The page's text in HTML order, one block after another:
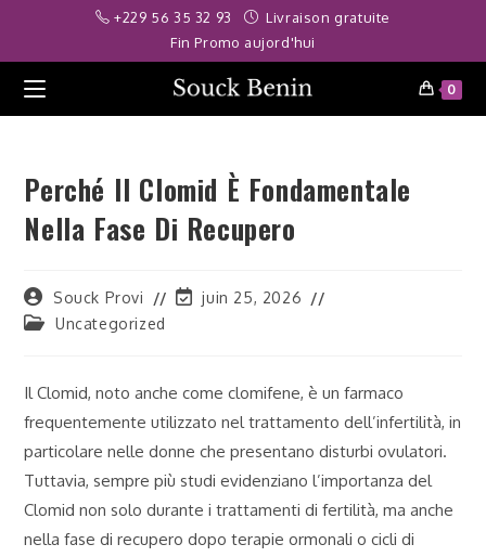
deneme bonusuDeneme bonusu veren siteler 2026
content
+229 56 35 32 93
Livraison gratuite
Fin Promo aujord'hui
0
Perché Il Clomid È Fondamentale
Nella Fase Di Recupero
Auteur/autrice
de
Souck Provi
Dernière
juin 25, 2026
PostUncategorized
Il Clomid, noto anche come clomifene, è un farmaco
frequentemente utilizzato nel trattamento dell’infertilità, in
particolare nelle donne che presentano disturbi ovulatori.
Tuttavia, sempre più studi evidenziano l’importanza del
Clomid non solo durante i trattamenti di fertilità, ma anche
nella fase di recupero dopo terapie ormonali o cicli di